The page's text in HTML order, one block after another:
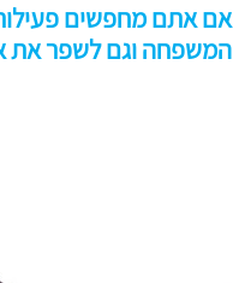
אם אתם מחפשים
המשפחה וגם לשפר את